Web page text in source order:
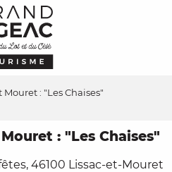
Mouret : "Les Chaises"
: "Les Chaises"
46100 Lissac-et-Mouret